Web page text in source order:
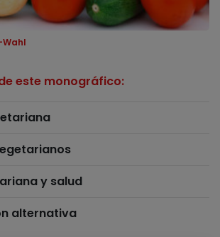
Wahl
este monográfico:
y salud
alternativa